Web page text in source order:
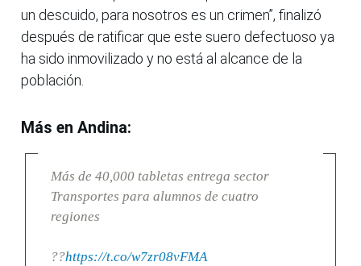
un descuido, para nosotros es un crimen”, finalizó
después de ratificar que este suero defectuoso ya
ha sido inmovilizado y no está al alcance de la
población.
Más en Andina:
Más de 40,000 tabletas entrega sector
Transportes para alumnos de cuatro
regiones
??https://t.co/w7zr08vFMA